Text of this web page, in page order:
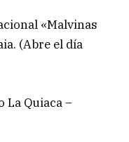
«Malvinas
(Abre el día
La Quiaca –